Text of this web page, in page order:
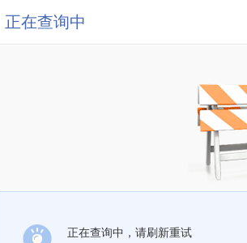
正在查询中
正在查询中，请刷新重试